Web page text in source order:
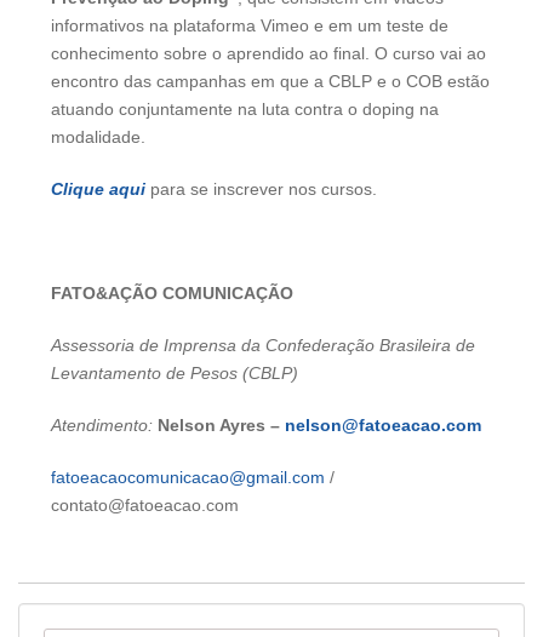
informativos na plataforma Vimeo e em um teste de
conhecimento sobre o aprendido ao final. O curso vai ao
encontro das campanhas em que a CBLP e o COB estão
atuando conjuntamente na luta contra o doping na
modalidade.
Clique aqui para se inscrever nos cursos.
FATO&AÇÃO COMUNICAÇÃO
Assessoria de Imprensa da Confederação Brasileira de
Levantamento de Pesos (CBLP)
Atendimento: Nelson Ayres – nelson@fatoeacao.com
fatoeacaocomunicacao@gmail.com /
contato@fatoeacao.com